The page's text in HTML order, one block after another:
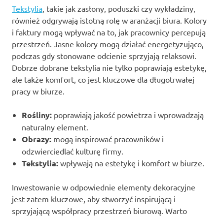
Tekstylia , takie jak zasłony, poduszki czy wykładziny,
również odgrywają istotną rolę w aranżacji biura. Kolory
i faktury mogą wpływać na to, jak pracownicy percepują
przestrzeń. Jasne kolory mogą działać energetyzująco,
podczas gdy stonowane odcienie sprzyjają relaksowi.
Dobrze dobrane tekstylia nie tylko poprawiają estetykę,
ale także komfort, co jest kluczowe dla długotrwałej
pracy w biurze.
Rośliny: poprawiają jakość powietrza i wprowadzają
naturalny element.
Obrazy: mogą inspirować pracowników i
odzwierciedlać kulturę firmy.
Tekstylia: wpływają na estetykę i komfort w biurze.
Inwestowanie w odpowiednie elementy dekoracyjne
jest zatem kluczowe, aby stworzyć inspirującą i
sprzyjającą współpracy przestrzeń biurową. Warto